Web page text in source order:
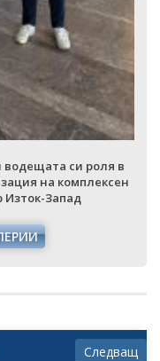
водещата си роля в
на комплексен
Изток-Запад
Следващ